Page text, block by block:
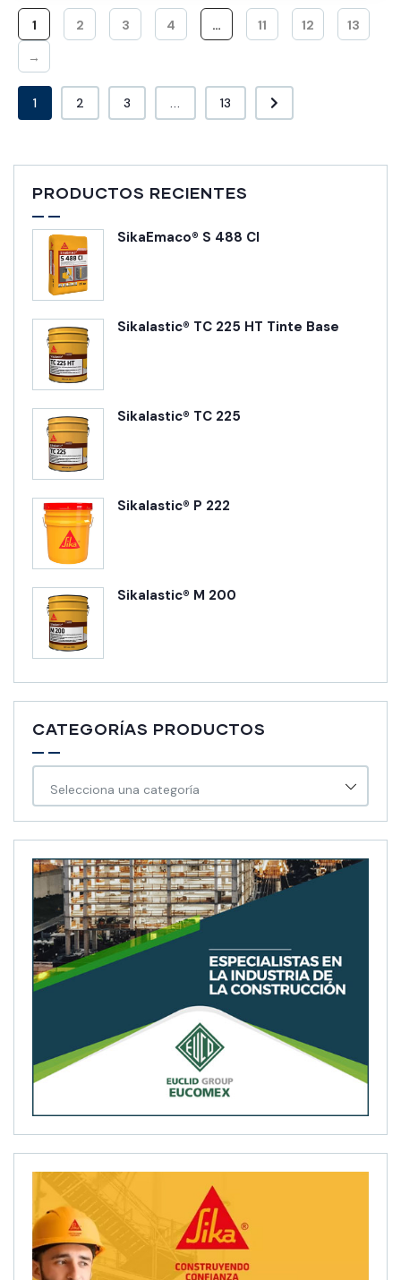
1 2 3 4 … 11 12
13
→
1 2 3 ... 13
PRODUCTOS RECIENTES
SikaEmaco® S 488 CI
Sikalastic® TC 225 HT Tinte Base
Sikalastic® TC 225
Sikalastic® P 222
Sikalastic® M 200
CATEGORÍAS PRODUCTOS
Selecciona una categoría